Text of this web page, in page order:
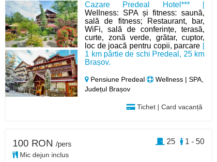
Cazare Predeal Hotel*** |
Wellness: SPA și fitness: saună,
sală de fitness; Restaurant, bar,
WiFi, sală de conferințe, terasă,
curte, zonă verde, grătar, cuptor,
loc de joacă pentru copii, parcare
1 km pârtie de schi Predeal, 25 km
Brașov.
Pensiune Predeal
Wellness | SPA,
Județul Brașov
Tichet | Card vacanță
100 RON /pers
Mic dejun inclus
1 - 50
25